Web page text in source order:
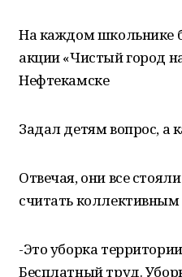
На каждом школьнике
акции «Чистый город
Нефтекамске
Задал детям вопрос, а
Отвечая, они все
считать
-Это уборка
Бесплатный труд.